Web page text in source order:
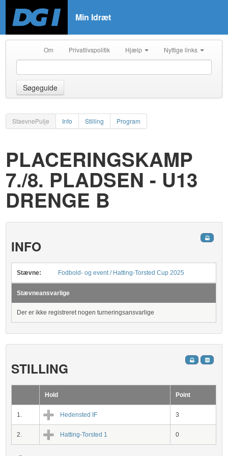
Min Idræt
Om Privatlivspolitik Hjælp Nyttige links
Søgeguide
StaevnePulje Info Stilling Program
PLACERINGSKAMP
7./8. PLADSEN - U13
DRENGE B
INFO
Stævne: Fodbold- og event / Hatting-Torsted Cup 2025
Stævneansvarlige
Der er ikke registreret nogen turneringsansvarlige
STILLING
Hold Point
1. Hedensted IF 3
2. Hatting-Torsted 1 0